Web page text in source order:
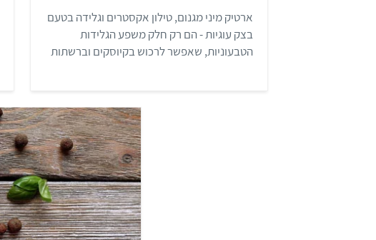
ארטיק מיני מגנום, טילון אקסטרים וגלידה בטעם
בצק עוגיות - הם רק חלק משפע הגלידות
הטבעוניות, שאפשר לרכוש בקיוסקים וברשתות